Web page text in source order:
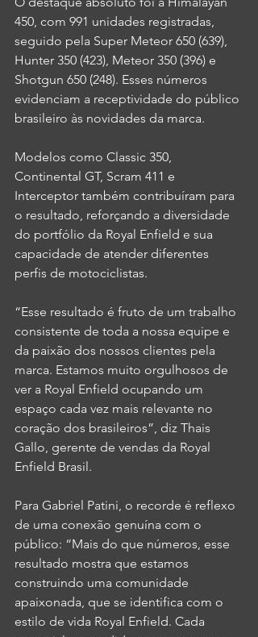
450, com 991 unidades registradas,
seguido pela Super Meteor 650 (639),
Hunter 350 (423), Meteor 350 (396) e
Shotgun 650 (248). Esses números
evidenciam a receptividade do público
brasileiro às novidades da marca.
Modelos como Classic 350,
Continental GT, Scram 411 e
Interceptor também contribuíram para
o resultado, reforçando a diversidade
do portfólio da Royal Enfield e sua
capacidade de atender diferentes
perfis de motociclistas.
“Esse resultado é fruto de um trabalho
consistente de toda a nossa equipe e
da paixão dos nossos clientes pela
marca. Estamos muito orgulhosos de
ver a Royal Enfield ocupando um
espaço cada vez mais relevante no
coração dos brasileiros”, diz Thais
Gallo, gerente de vendas da Royal
Enfield Brasil.
Para Gabriel Patini, o recorde é reflexo
de uma conexão genuína com o
público: “Mais do que números, esse
resultado mostra que estamos
construindo uma comunidade
apaixonada, que se identifica com o
estilo de vida Royal Enfield. Cada